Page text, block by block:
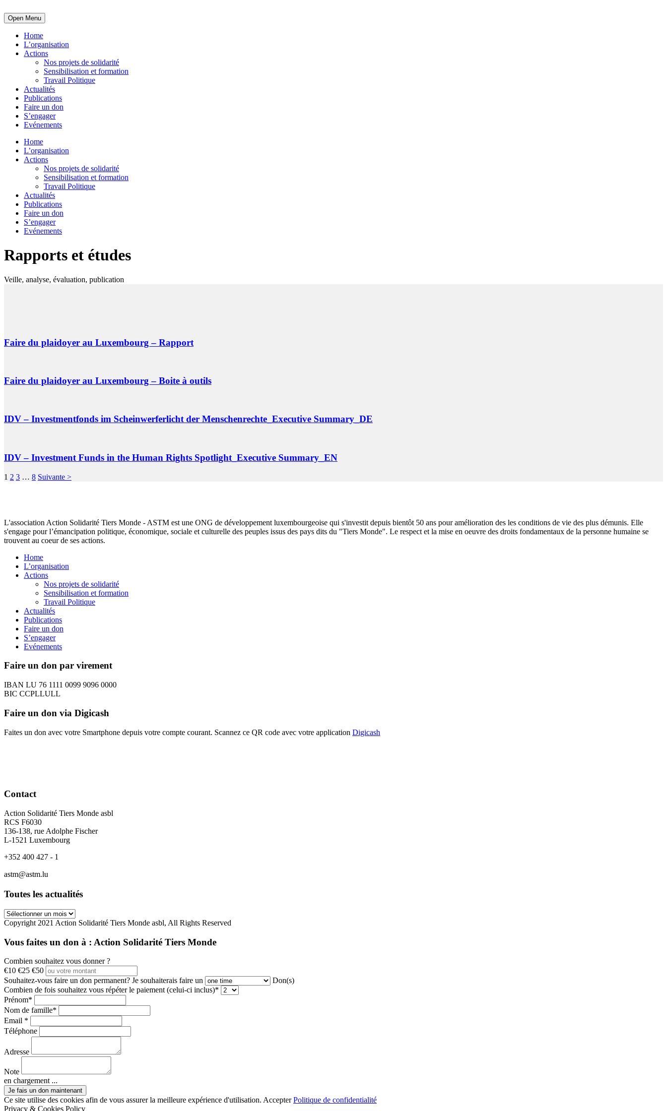
Open Menu
Home
L’organisation
Actions
Nos projets de solidarité
Sensibilisation et formation
Travail Politique
Actualités
Publications
Faire un don
S’engager
Evénements
Home
L’organisation
Actions
Nos projets de solidarité
Sensibilisation et formation
Travail Politique
Actualités
Publications
Faire un don
S’engager
Evénements
Rapports et études
Veille, analyse, évaluation, publication
Faire du plaidoyer au Luxembourg – Rapport
Faire du plaidoyer au Luxembourg – Boite à outils
IDV – Investmentfonds im Scheinwerferlicht der Menschenrechte_Executive Summary_DE
IDV – Investment Funds in the Human Rights Spotlight_Executive Summary_EN
1 2 3 … 8 Suivante >
L'association Action Solidarité Tiers Monde - ASTM est une ONG de développement luxembourgeoise qui s'investit depuis bientôt 50 ans pour amélioration des les conditions de vie des plus démunis. Elle
s'engage pour l’émancipation politique, économique, sociale et culturelle des peuples issus des pays dits du "Tiers Monde". Le respect et la mise en oeuvre des droits fondamentaux de la personne humaine se
trouvent au coeur de ses actions.
Home
L’organisation
Actions
Nos projets de solidarité
Sensibilisation et formation
Travail Politique
Actualités
Publications
Faire un don
S’engager
Evénements
Faire un don par virement
IBAN LU 76 1111 0099 9096 0000
BIC CCPLLULL
Faire un don via Digicash
Faites un don avec votre Smartphone depuis votre compte courant. Scannez ce QR code avec votre application Digicash
Contact
Action Solidarité Tiers Monde asbl
RCS F6030
136-138, rue Adolphe Fischer
L-1521 Luxembourg
+352 400 427 - 1
astm@astm.lu
Toutes les actualités
Toutes
les
Copyright 2021 Action Solidarité Tiers Monde asbl, All Rights Reserved
Vous faites un don à : Action Solidarité Tiers Monde
Combien souhaitez vous donner ?
€10 €25 €50
Souhaitez-vous faire un don permanent? Je souhaiterais faire un
Don(s)
Combien de fois souhaitez vous répéter le paiement (celui-ci inclus)*
Prénom*
Nom de famille*
Email *
Téléphone
Adresse
Note
en chargement ...
Ce site utilise des cookies afin de vous assurer la meilleure expérience d'utilisation. Accepter Politique de confidentialité
Privacy & Cookies Policy